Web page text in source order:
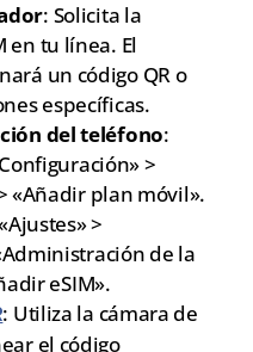
: Solicita la
en tu línea. El
un código QR o
específicas.
del teléfono:
>
«Añadir plan móvil».
>
de la
eSIM».
: Utiliza la cámara de
el código